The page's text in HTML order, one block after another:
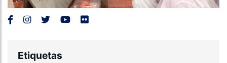
Etiquetas